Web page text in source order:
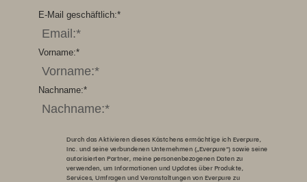
*
E-Mail geschäftlich:
*
Vorname:
*
Nachname:
Durch das Aktivieren dieses Kästchens ermächtige ich Everpure,
Inc. und seine verbundenen Unternehmen („Everpure“) sowie seine
autorisierten Partner, meine personenbezogenen Daten zu
verwenden, um Informationen und Updates über Produkte,
Services, Umfragen und Veranstaltungen von Everpure zu